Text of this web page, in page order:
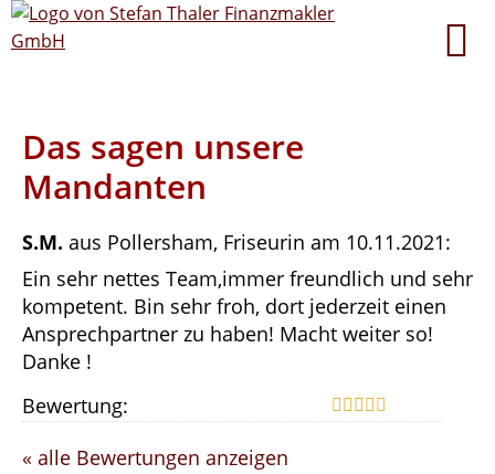
Das sagen unsere
Mandanten
S.M. aus Pollersham, Friseurin am 10.11.2021:
Ein sehr nettes Team,immer freundlich und sehr
kompetent. Bin sehr froh, dort jederzeit einen
Ansprechpartner zu haben! Macht weiter so!
Danke !
Bewertung:
« alle Bewertungen anzeigen